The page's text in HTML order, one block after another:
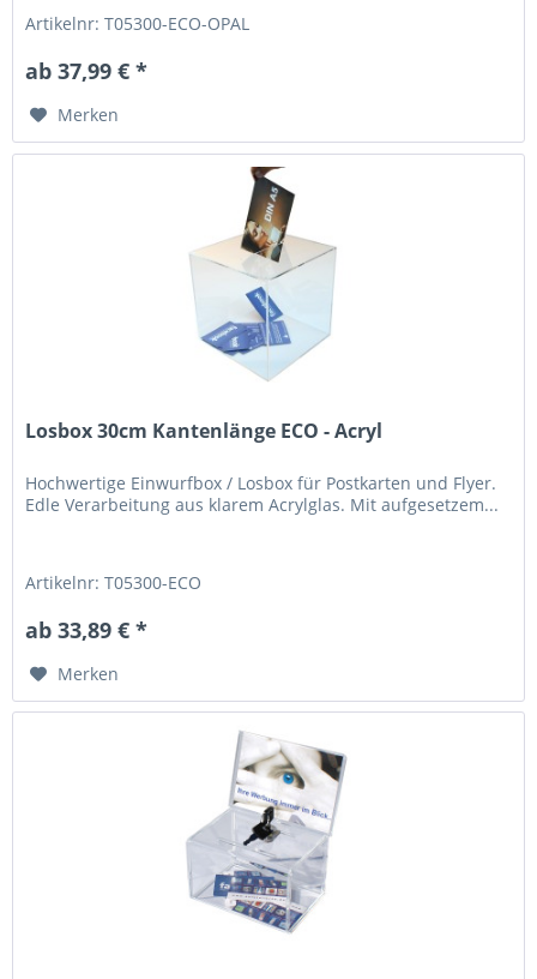
Artikelnr: T05300-ECO-OPAL
ab 37,99 € *
Merken
Losbox 30cm Kantenlänge ECO - Acryl
Hochwertige Einwurfbox / Losbox für Postkarten und Flyer.
Edle Verarbeitung aus klarem Acrylglas. Mit aufgesetzem...
Artikelnr: T05300-ECO
ab 33,89 € *
Merken